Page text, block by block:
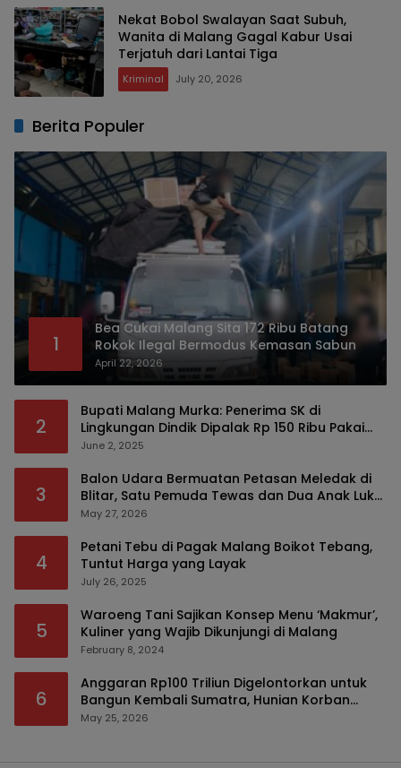
Nekat Bobol Swalayan Saat Subuh,
Wanita di Malang Gagal Kabur Usai
Terjatuh dari Lantai Tiga
Kriminal July 20, 2026
Berita Populer
1
Bea Cukai Malang Sita 172 Ribu Batang
Rokok Ilegal Bermodus Kemasan Sabun
April 22, 2026
2
Bupati Malang Murka: Penerima SK di
Lingkungan Dindik Dipalak Rp 150 Ribu Pakai
Modus Tumpengan, KPK Turut Pantau
June 2, 2025
3
Balon Udara Bermuatan Petasan Meledak di
Blitar, Satu Pemuda Tewas dan Dua Anak Luka
Serius
May 27, 2026
4
Petani Tebu di Pagak Malang Boikot Tebang,
Tuntut Harga yang Layak
July 26, 2025
5
Waroeng Tani Sajikan Konsep Menu ‘Makmur’,
Kuliner yang Wajib Dikunjungi di Malang
February 8, 2024
6
Anggaran Rp100 Triliun Digelontorkan untuk
Bangun Kembali Sumatra, Hunian Korban
Bencana Bakal Difokuskan
May 25, 2026